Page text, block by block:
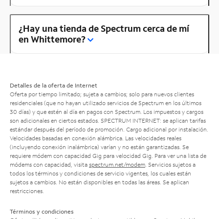
¿Hay una tienda de Spectrum cerca de mí
en Whittemore?
Detalles de la oferta de Internet
Oferta por tiempo limitado; sujeta a cambios; solo para nuevos clientes
residenciales (que no hayan utilizado servicios de Spectrum en los últimos
30 días) y que estén al día en pagos con Spectrum. Los impuestos y cargos
son adicionales en ciertos estados. SPECTRUM INTERNET: se aplican tarifas
estándar después del período de promoción. Cargo adicional por instalación.
Velocidades basadas en conexión alámbrica. Las velocidades reales
(incluyendo conexión inalámbrica) varían y no están garantizadas. Se
requiere módem con capacidad Gig para velocidad Gig. Para ver una lista de
módems con capacidad, visita spectrum.net/modem . Servicios sujetos a
todos los términos y condiciones de servicio vigentes, los cuales están
sujetos a cambios. No están disponibles en todas las áreas. Se aplican
restricciones.
Términos y condiciones